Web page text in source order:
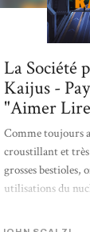
La Société
Kaijus -
"Aimer
Comme toujours
croustillant et
grosses bestioles,
utilisations du
"quelqu'un qui est